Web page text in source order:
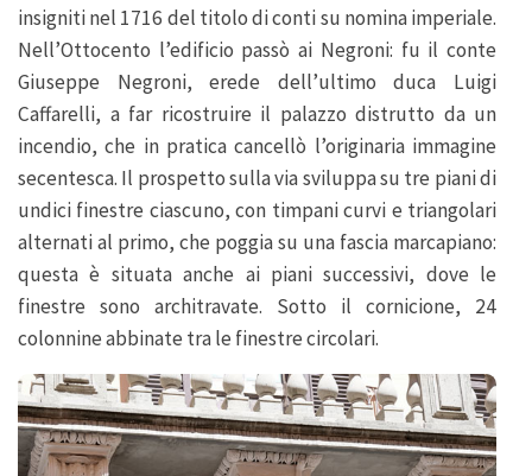
insigniti nel 1716 del titolo di conti su nomina imperiale.
Nell’Ottocento l’edificio passò ai Negroni: fu il conte
Giuseppe Negroni, erede dell’ultimo duca Luigi
Caffarelli, a far ricostruire il palazzo distrutto da un
incendio, che in pratica cancellò l’originaria immagine
secentesca. Il prospetto sulla via sviluppa su tre piani di
undici finestre ciascuno, con timpani curvi e triangolari
alternati al primo, che poggia su una fascia marcapiano:
questa è situata anche ai piani successivi, dove le
finestre sono architravate. Sotto il cornicione, 24
colonnine abbinate tra le finestre circolari.